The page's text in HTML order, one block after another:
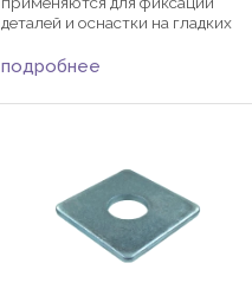
деталей и оснастки на гладких
установочными винтами DIN 914
или DIN 553, в зависимости от
размера, или коническими
подробнее